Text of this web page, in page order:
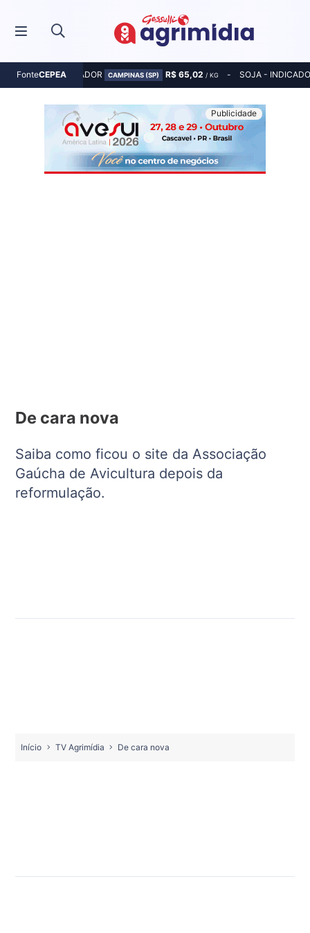
FonteCEPEA
MILHO - INDICADOR CAMPINAS (SP) R$ 65,02 / KG SOJA -
De cara nova
Saiba como ficou o site da Associação
Gaúcha de Avicultura depois da
reformulação.
Início TV Agrimídia De cara nova